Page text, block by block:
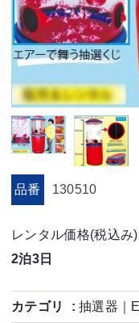
品番 130510
レンタル価格(税込み)
2泊3日
カテゴリ 抽選器